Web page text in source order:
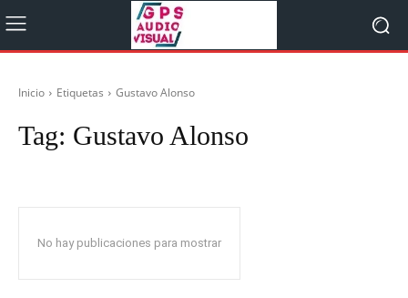
Inicio Etiquetas Gustavo Alonso
Tag: Gustavo Alonso
No hay publicaciones para mostrar